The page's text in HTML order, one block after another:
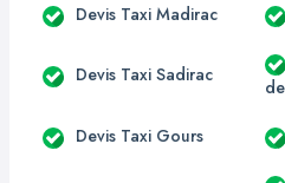
Devis Taxi Madirac
Devis Taxi Sadirac
Devis Taxi Gours